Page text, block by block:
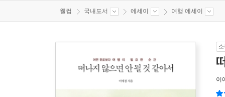
웰컴 국내도서 에세이 여행 에세이
이